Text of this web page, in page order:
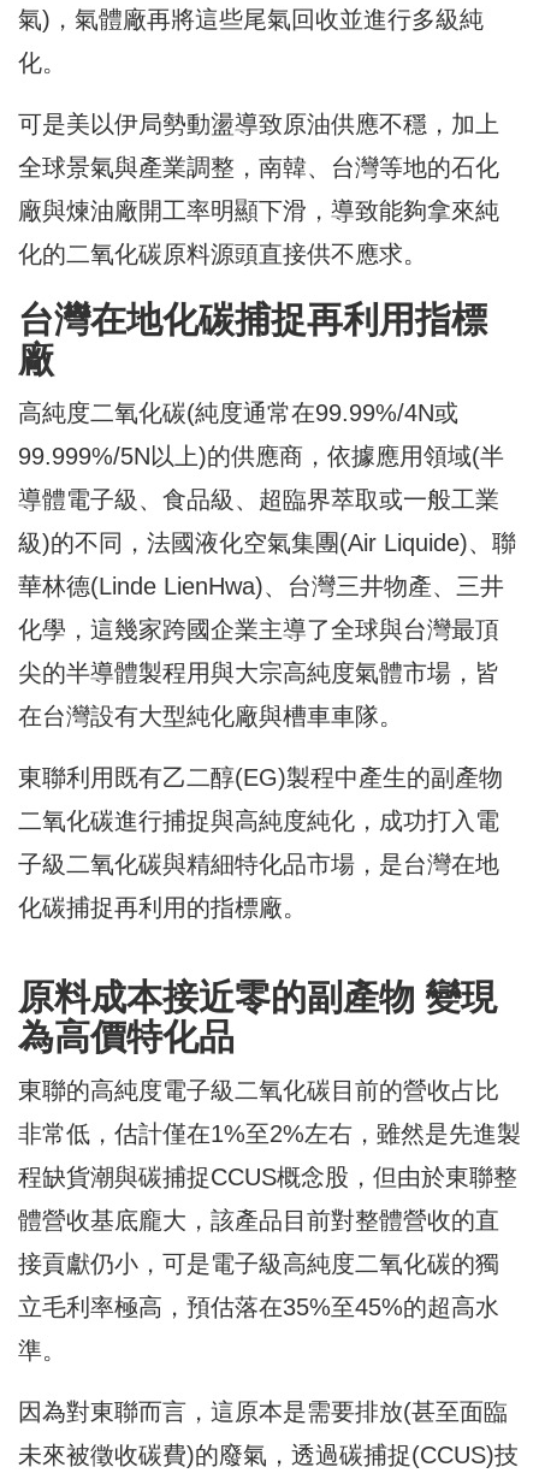
氣)，氣體廠再將這些尾氣回收並進行多級純
化。
可是美以伊局勢動盪導致原油供應不穩，加上
全球景氣與產業調整，南韓、台灣等地的石化
廠與煉油廠開工率明顯下滑，導致能夠拿來純
化的二氧化碳原料源頭直接供不應求。
台灣在地化碳捕捉再利用指標
廠
高純度二氧化碳(純度通常在99.99%/4N或
99.999%/5N以上)的供應商，依據應用領域(半
導體電子級、食品級、超臨界萃取或一般工業
級)的不同，法國液化空氣集團(Air Liquide)、聯
華林德(Linde LienHwa)、台灣三井物產、三井
化學，這幾家跨國企業主導了全球與台灣最頂
尖的半導體製程用與大宗高純度氣體市場，皆
在台灣設有大型純化廠與槽車車隊。
東聯利用既有乙二醇(EG)製程中產生的副產物
二氧化碳進行捕捉與高純度純化，成功打入電
子級二氧化碳與精細特化品市場，是台灣在地
化碳捕捉再利用的指標廠。
原料成本接近零的副產物 變現
為高價特化品
東聯的高純度電子級二氧化碳目前的營收占比
非常低，估計僅在1%至2%左右，雖然是先進製
程缺貨潮與碳捕捉CCUS概念股，但由於東聯整
體營收基底龐大，該產品目前對整體營收的直
接貢獻仍小，可是電子級高純度二氧化碳的獨
立毛利率極高，預估落在35%至45%的超高水
準。
因為對東聯而言，這原本是需要排放(甚至面臨
未來被徵收碳費)的廢氣，透過碳捕捉(CCUS)技